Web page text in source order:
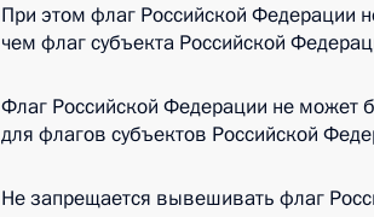
При этом флаг Российской Федерации
чем флаг субъекта Российской
Флаг Российской Федерации не может
для флагов субъектов Российской
Не запрещается вывешивать флаг